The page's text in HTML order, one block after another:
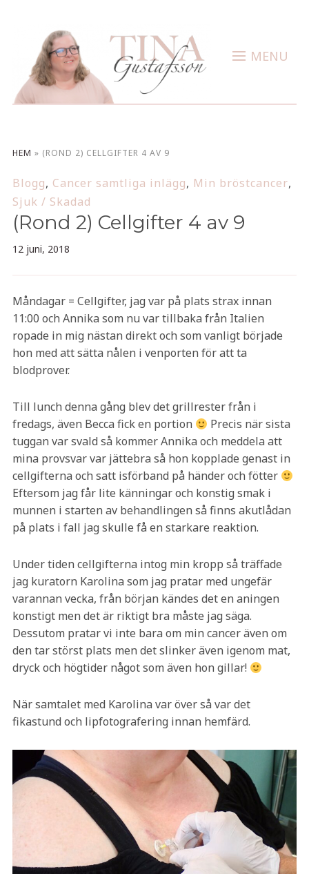
MENU
HEM » (ROND 2) CELLGIFTER 4 AV 9
Blogg, Cancer samtliga inlägg, Min bröstcancer,
Sjuk / Skadad
(Rond 2) Cellgifter 4 av 9
12 juni, 2018
Måndagar = Cellgifter, jag var på plats strax innan
11:00 och Annika som nu var tillbaka från Italien
ropade in mig nästan direkt och som vanligt började
hon med att sätta nålen i venporten för att ta
blodprover.
Till lunch denna gång blev det grillrester från i
fredags, även Becca fick en portion
Precis när sista
tuggan var svald så kommer Annika och meddela att
mina provsvar var jättebra så hon kopplade genast in
cellgifterna och satt isförband på händer och fötter
Eftersom jag får lite känningar och konstig smak i
munnen i starten av behandlingen så finns akutlådan
på plats i fall jag skulle få en starkare reaktion.
Under tiden cellgifterna intog min kropp så träffade
jag kuratorn Karolina som jag pratar med ungefär
varannan vecka, från början kändes det en aningen
konstigt men det är riktigt bra måste jag säga.
Dessutom pratar vi inte bara om min cancer även om
den tar störst plats men det slinker även igenom mat,
dryck och högtider något som även hon gillar!
När samtalet med Karolina var över så var det
fikastund och lipfotografering innan hemfärd.